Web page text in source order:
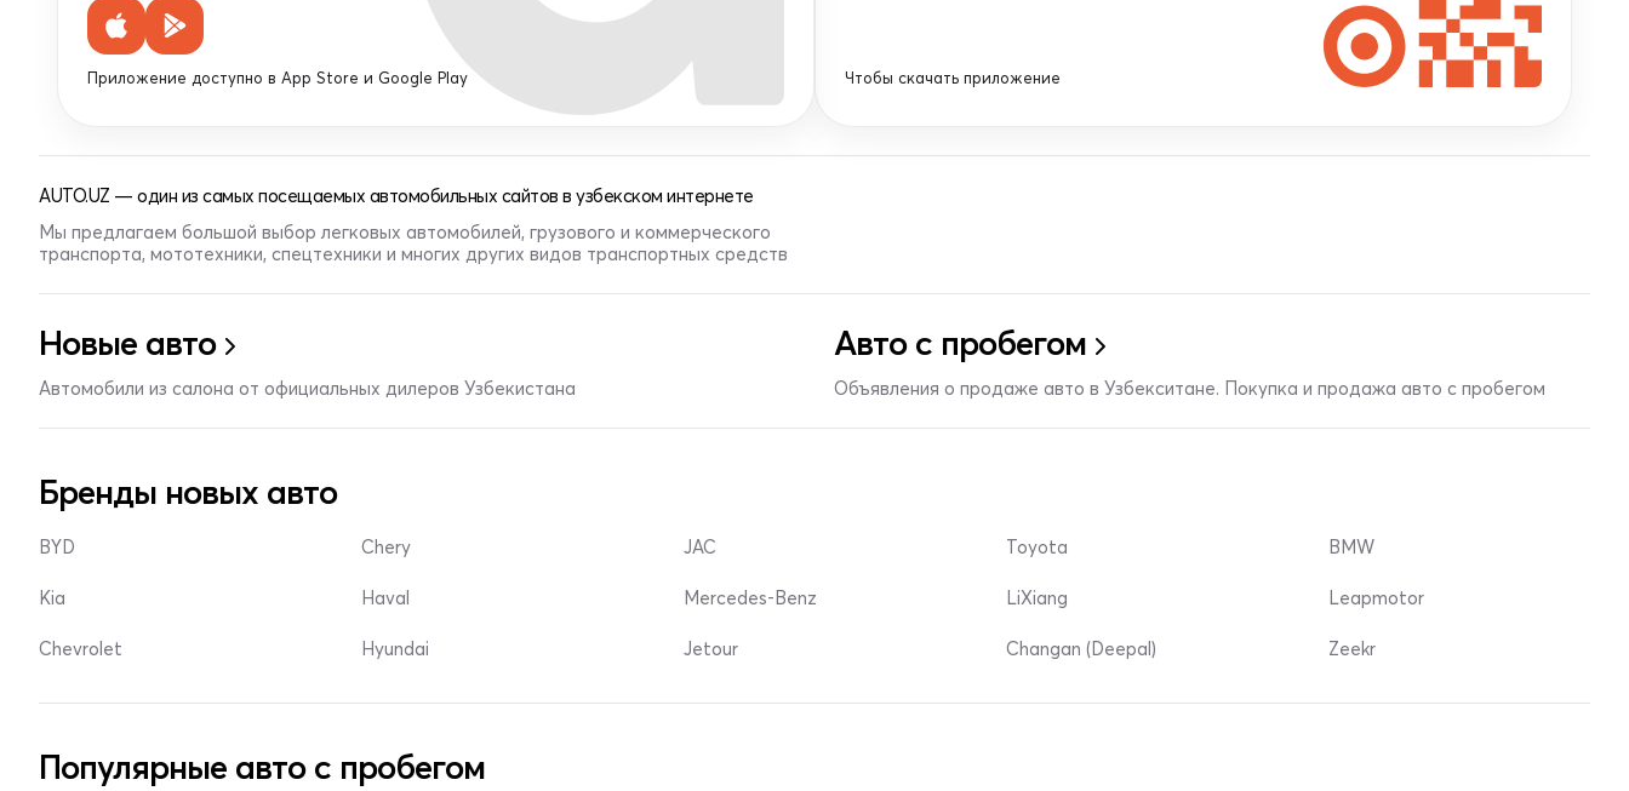
Приложение доступно в App Store и Google Play Чтобы скачать приложение
AUTO.UZ — один из самых посещаемых автомобильных сайтов в узбекском интернете
Мы предлагаем большой выбор легковых автомобилей, грузового и коммерческого
транспорта, мототехники, спецтехники и многих других видов транспортных средств
Новые авто
Автомобили из салона от официальных дилеров Узбекистана
Авто с пробегом
Объявления о продаже авто в Узбекситане. Покупка и продажа авто с пробегом
Бренды новых авто
BYD
Kia
Chevrolet
Chery
Haval
Hyundai
JAC
Mercedes-Benz
Jetour
Toyota
LiXiang
Changan (Deepal)
BMW
Leapmotor
Zeekr
Популярные авто с пробегом